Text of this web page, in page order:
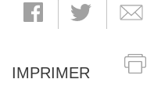
IMPRIMER